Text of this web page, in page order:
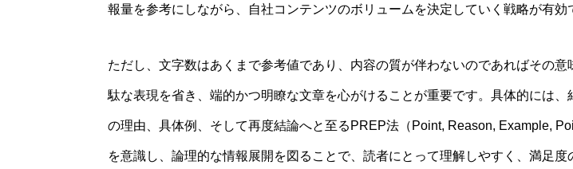
報量を参考にしながら、自社コンテンツのボリュームを決定していく戦略が有効
ただし、文字数はあくまで参考値であり、内容の質が伴わないのであればその意
駄な表現を省き、端的かつ明瞭な文章を心がけることが重要です。具体的には、
の理由、具体例、そして再度結論へと至るPREP法（Point, Reason, Example,
を意識し、論理的な情報展開を図ることで、読者にとって理解しやすく、満足度